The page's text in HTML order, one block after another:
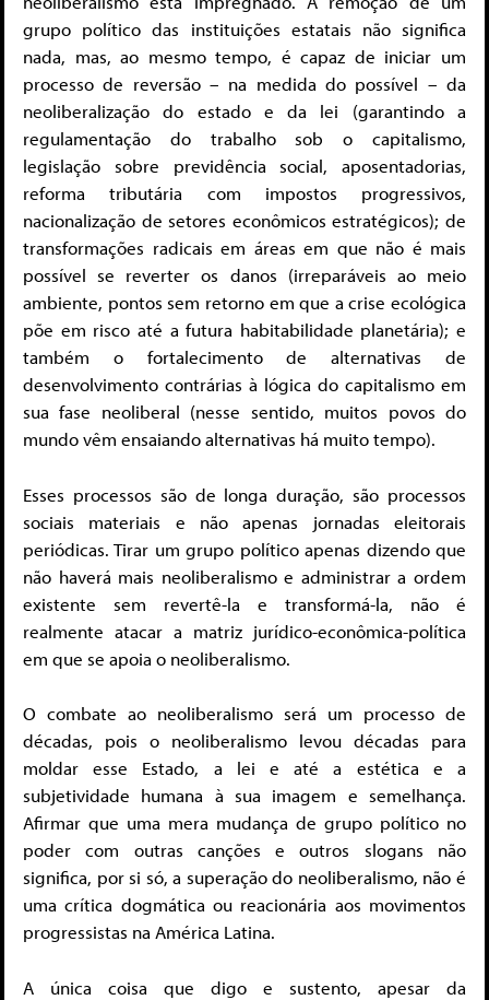
grupo político das instituições estatais não significa
nada, mas, ao mesmo tempo, é capaz de iniciar um
processo de reversão – na medida do possível – da
neoliberalização do estado e da lei (garantindo a
regulamentação do trabalho sob o capitalismo,
legislação sobre previdência social, aposentadorias,
reforma tributária com impostos progressivos,
nacionalização de setores econômicos estratégicos); de
transformações radicais em áreas em que não é mais
possível se reverter os danos (irreparáveis ​​ao meio
ambiente, pontos sem retorno em que a crise ecológica
põe em risco até a futura habitabilidade planetária); e
também o fortalecimento de alternativas de
desenvolvimento contrárias à lógica do capitalismo em
sua fase neoliberal (nesse sentido, muitos povos do
mundo vêm ensaiando alternativas há muito tempo).
Esses processos são de longa duração, são processos
sociais materiais e não apenas jornadas eleitorais
periódicas. Tirar um grupo político apenas dizendo que
não haverá mais neoliberalismo e administrar a ordem
existente sem revertê-la e transformá-la, não é
realmente atacar a matriz jurídico-econômica-política
em que se apoia o neoliberalismo.
O combate ao neoliberalismo será um processo de
décadas, pois o neoliberalismo levou décadas para
moldar esse Estado, a lei e até a estética e a
subjetividade humana à sua imagem e semelhança.
Afirmar que uma mera mudança de grupo político no
poder com outras canções e outros slogans não
significa, por si só, a superação do neoliberalismo, não é
uma crítica dogmática ou reacionária aos movimentos
progressistas na América Latina.
A única coisa que digo e sustento, apesar da